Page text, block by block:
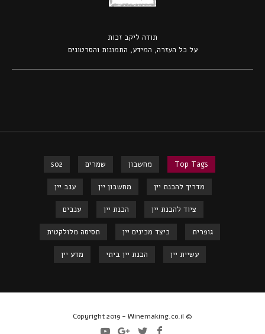
תודה ליקב זכות
על כל העזרה, המידע, התמונות והסרטונים
Top Tags מחשבון שמרים so2
מדריך להכנת יין מחשבון יין ענב יין
ציוד להכנת יין הכנת יין ענבים
גופרית כיצד מכינים יין תסיסה מלולקטית
עשיית יין הכנת יין ביתי מדע יין
© Copyright 2019 - Winemaking.co.il